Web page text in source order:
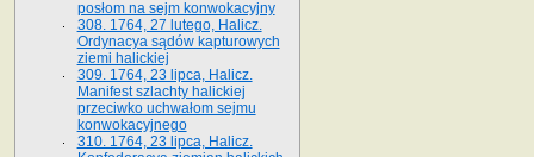
posłom na sejm konwokacyjny
308. 1764, 27 lutego, Halicz.
Ordynacya sądów kapturowych
ziemi halickiej
309. 1764, 23 lipca, Halicz.
Manifest szlachty halickiej
przeciwko uchwałom sejmu
konwokacyjnego
310. 1764, 23 lipca, Halicz.